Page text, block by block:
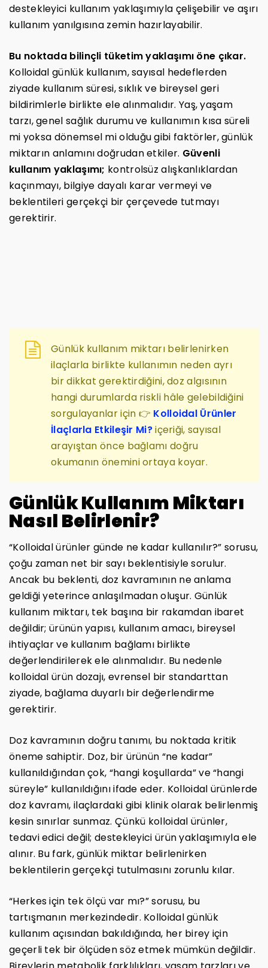
destekleyici kullanım yaklaşımıyla çelişebilir ve aşırı
kullanım yanılgısına zemin hazırlayabilir.
Bu noktada bilinçli tüketim yaklaşımı öne çıkar.
Kolloidal günlük kullanım, sayısal hedeflerden
ziyade kullanım süresi, sıklık ve bireysel geri
bildirimlerle birlikte ele alınmalıdır. Yaş, yaşam
tarzı, genel sağlık durumu ve kullanımın kısa süreli
mi yoksa dönemsel mi olduğu gibi faktörler, günlük
miktarın anlamını doğrudan etkiler. Güvenli
kullanım yaklaşımı; kontrolsüz alışkanlıklardan
kaçınmayı, bilgiye dayalı karar vermeyi ve
beklentileri gerçekçi bir çerçevede tutmayı
gerektirir.
Günlük kullanım miktarı belirlenirken
ilaçlarla birlikte kullanımın neden ayrı
bir dikkat gerektirdiğini, doz algısının
hangi durumlarda riskli hâle gelebildiğini
sorgulayanlar için 👉 Kolloidal Ürünler
İlaçlarla Etkileşir Mi?içeriği, sayısal
arayıştan önce bağlamı doğru
okumanın önemini ortaya koyar.
Günlük Kullanım Miktarı
Nasıl Belirlenir?
“Kolloidal ürünler günde ne kadar kullanılır?” sorusu,
çoğu zaman net bir sayı beklentisiyle sorulur.
Ancak bu beklenti, doz kavramının ne anlama
geldiği yeterince anlaşılmadan oluşur. Günlük
kullanım miktarı, tek başına bir rakamdan ibaret
değildir; ürünün yapısı, kullanım amacı, bireysel
ihtiyaçlar ve kullanım bağlamı birlikte
değerlendirilerek ele alınmalıdır. Bu nedenle
kolloidal ürün dozajı, evrensel bir standarttan
ziyade, bağlama duyarlı bir değerlendirme
gerektirir.
Doz kavramının doğru tanımı, bu noktada kritik
öneme sahiptir. Doz, bir ürünün “ne kadar”
kullanıldığından çok, “hangi koşullarda” ve “hangi
süreyle” kullanıldığını ifade eder. Kolloidal ürünlerde
doz kavramı, ilaçlardaki gibi klinik olarak belirlenmiş
kesin sınırlar sunmaz. Çünkü kolloidal ürünler,
tedavi edici değil; destekleyici ürün yaklaşımıyla ele
alınır. Bu fark, günlük miktar belirlenirken
beklentilerin gerçekçi tutulmasını zorunlu kılar.
“Herkes için tek ölçü var mı?” sorusu, bu
tartışmanın merkezindedir. Kolloidal günlük
kullanım açısından bakıldığında, her birey için
geçerli tek bir ölçüden söz etmek mümkün değildir.